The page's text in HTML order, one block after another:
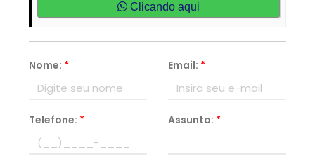
Clicando aqui
Nome: * Email: *
Telefone: * Assunto: *